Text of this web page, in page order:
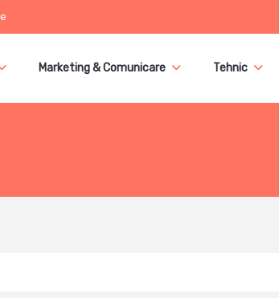
Marketing & Comunicare Tehnic